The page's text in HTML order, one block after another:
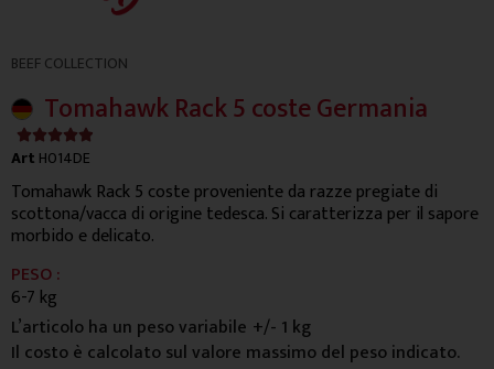
BEEF COLLECTION
Tomahawk Rack 5 coste Germania

Art H014DE
Tomahawk Rack 5 coste proveniente da razze pregiate di
scottona/vacca di origine tedesca. Si caratterizza per il sapore
morbido e delicato.
PESO :
6-7 kg
L’articolo ha un peso variabile +/- 1 kg
Il costo è calcolato sul valore massimo del peso indicato.